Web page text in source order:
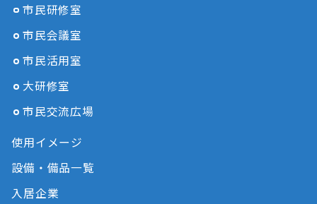
市民研修室
市民会議室
市民活用室
大研修室
市民交流広場
使用イメージ
設備・備品一覧
入居企業